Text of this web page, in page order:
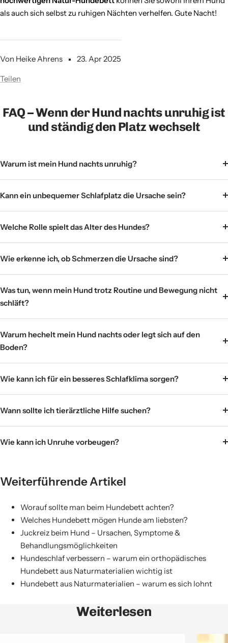
Von Heike Ahrens 23. Apr 2025
Teilen
als auch sich selbst zu ruhigen Nächten verhelfen. Gute Nacht!
FAQ – Wenn der Hund nachts unruhig ist
und ständig den Platz wechselt
Warum ist mein Hund nachts unruhig?
Kann ein unbequemer Schlafplatz die Ursache sein?
Welche Rolle spielt das Alter des Hundes?
Wie erkenne ich, ob Schmerzen die Ursache sind?
Was tun, wenn mein Hund trotz Routine und Bewegung nicht
schläft?
Warum hechelt mein Hund nachts oder legt sich auf den
Boden?
Wie kann ich für ein besseres Schlafklima sorgen?
Wann sollte ich tierärztliche Hilfe suchen?
Wie kann ich Unruhe vorbeugen?
Weiterführende Artikel
Worauf sollte man beim Hundebett achten?
Welches Hundebett mögen Hunde am liebsten?
Juckreiz beim Hund – Ursachen, Symptome &
Behandlungsmöglichkeiten
Hundeschlaf verbessern – warum ein orthopädisches
Hundebett aus Naturmaterialien wichtig ist
Hundebett aus Naturmaterialien – warum es sich lohnt
Weiterlesen